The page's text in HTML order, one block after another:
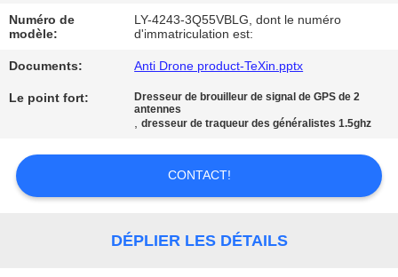
CONTACTEZ-
NOUS
NOUVELLES
BLOGUE
Numéro de
modèle:
LY-4243-3Q55VBLG, dont le numéro
d'immatriculation est:
Documents: Anti Drone product-TeXin.pptx
Le point fort:
Dresseur de brouilleur de signal de GPS de 2
antennes
,dresseur de traqueur des généralistes 1.5ghz
CONTACT!
DÉPLIER LES DÉTAILS